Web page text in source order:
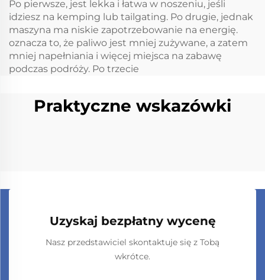
Przenośna
samochodowa 20L Dc
Mini lodówka
szufladowa
Po pierwsze, jest lekka i łatwa w noszeniu, jeśli
idziesz na kemping lub tailgating. Po drugie, jednak
maszyna ma niskie zapotrzebowanie na energię.
oznacza to, że paliwo jest mniej zużywane, a zatem
mniej napełniania i więcej miejsca na zabawę
podczas podróży. Po trzecie
Praktyczne wskazówki
Uzyskaj bezpłatny wycenę
Nasz przedstawiciel skontaktuje się z Tobą
wkrótce.